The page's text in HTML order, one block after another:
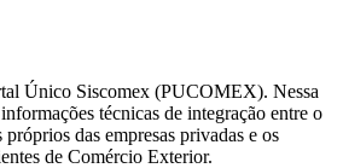
Único Siscomex (PUCOMEX). Nessa
técnicas de integração entre o
das empresas privadas e os
de Comércio Exterior.